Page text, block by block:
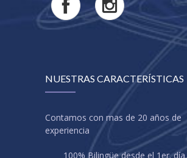
NUESTRAS CARACTERÍSTICAS
Contamos con mas de 20 años de
experiencia
100% Bilingüe desde el 1er. día.